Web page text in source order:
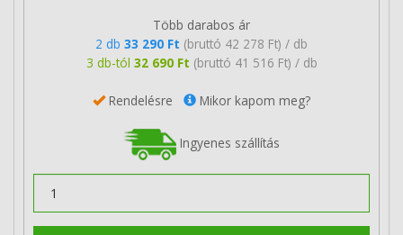
Több darabos ár
2 db 33 290 Ft (bruttó 42 278 Ft) / db
3 db-tól 32 690 Ft (bruttó 41 516 Ft) / db
Rendelésre Mikor kapom meg?
Ingyenes szállítás